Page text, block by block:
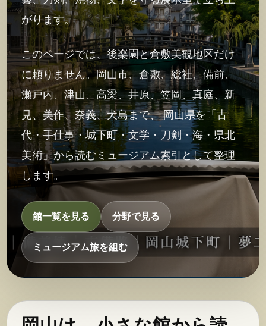
がります。
このページでは、後楽園と倉敷美観地区だけ
に頼りません。岡山市、倉敷、総社、備前、
瀬戸内、津山、高梁、井原、笠岡、真庭、新
見、美作、奈義、犬島まで、 岡山県を「古
代・手仕事・城下町・文学・刀剣・海・県北
美術」から読むミュージアム索引として整理
します。
館一覧を見る 分野で見る
ミュージアム旅を組む